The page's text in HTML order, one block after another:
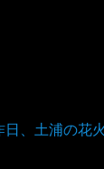
、土浦の花